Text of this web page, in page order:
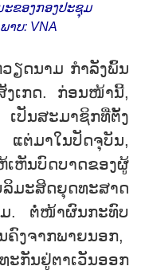
ຂອງກອງປະຊຸມ
າບ: VNA
ຽດນາມ ກຳລັງພົ້ນ
ງເກດ. ກ່ອນໜ້ານີ້,
ປັນສະມາຊິກທີ່ຕັ້ງ
ແຕ່ມາໃນປັດຈຸບັນ,
ຫັນບົດບາດຂອງຜູ້
ມະສິດຍຸດທະສາດ
ມ. ຕໍ່ໜ້າຜົນກະທົບ
ຄົງຈາກພາຍນອກ,
ະກັນຢູ່ຕາເວັນອອກ